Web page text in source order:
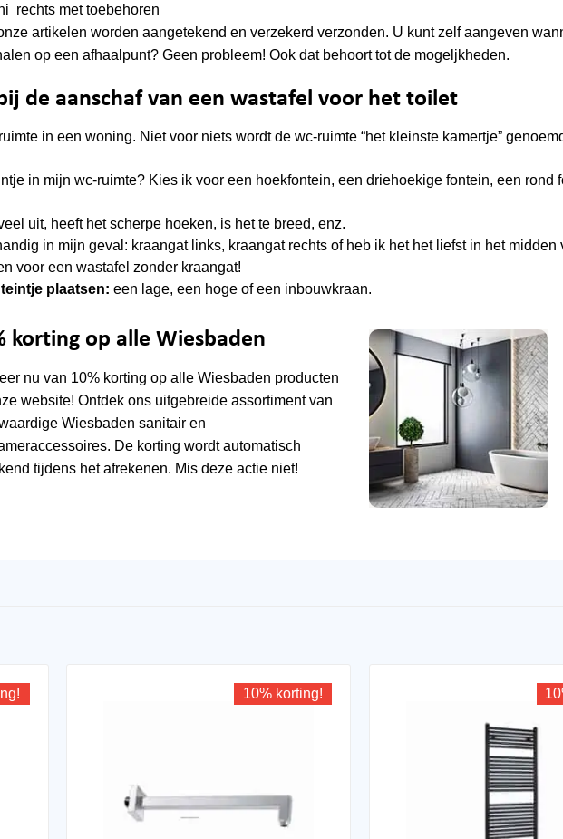
rechts met toebehoren
artikelen worden aangetekend en verzekerd verzonden. U kunt zelf aangeven
op een afhaalpunt? Geen probleem! Ook dat behoort tot de mogeljkheden.
de aanschaf van een wastafel voor het toilet
in een woning. Niet voor niets wordt de wc-ruimte “het kleinste kamertje”
in mijn wc-ruimte? Kies ik voor een hoekfontein, een driehoekige fontein, een rond
uit, heeft het scherpe hoeken, is het te breed, enz.
in mijn geval: kraangat links, kraangat rechts of heb ik het het liefst in het midden
voor een wastafel zonder kraangat!
plaatsen: een lage, een hoge of een inbouwkraan.
korting op alle Wiesbaden
nu van 10% korting op alleWiesbaden producten
website! Ontdek ons uitgebreide assortiment van
Wiesbaden sanitair en
De korting wordt automatisch
tijdens het afrekenen. Mis deze actie niet!
10% korting!